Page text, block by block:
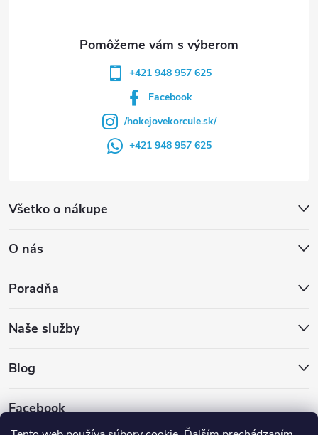
Všetko o nákupe
O nás
Poradňa
Naše služby
Blog
Facebook
+421 948 957 625
Facebook
/hokejovekorcule.sk/
+421 948 957 625